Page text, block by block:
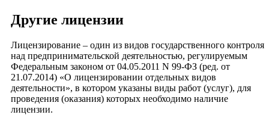
Другие лицензии
Лицензирование – один из видов государственного контроля
над предпринимательской деятельностью, регулируемым
Федеральным законом от 04.05.2011 N 99-ФЗ (ред. от
21.07.2014) «О лицензировании отдельных видов
деятельности», в котором указаны виды работ (услуг), для
проведения (оказания) которых необходимо наличие
лицензии.